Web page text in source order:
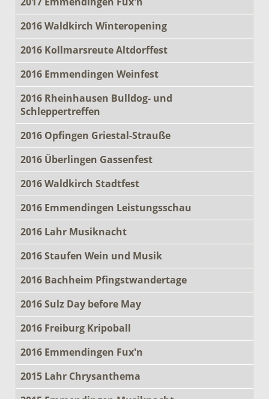
2016 Waldkirch Winteropening
2016 Kollmarsreute Altdorffest
2016 Emmendingen Weinfest
2016 Rheinhausen Bulldog- und
Schleppertreffen
2016 Opfingen Griestal-Strauße
2016 Überlingen Gassenfest
2016 Waldkirch Stadtfest
2016 Emmendingen Leistungsschau
2016 Lahr Musiknacht
2016 Staufen Wein und Musik
2016 Bachheim Pfingstwandertage
2016 Sulz Day before May
2016 Freiburg Kripoball
2016 Emmendingen Fux'n
2015 Lahr Chrysanthema